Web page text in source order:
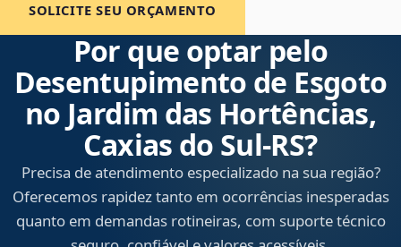
SOLICITE SEU ORÇAMENTO
Por que optar pelo
Desentupimento de Esgoto
no Jardim das Hortências,
Caxias do Sul‑RS?
Precisa de atendimento especializado na sua região?
Oferecemos rapidez tanto em ocorrências inesperadas
quanto em demandas rotineiras, com suporte técnico